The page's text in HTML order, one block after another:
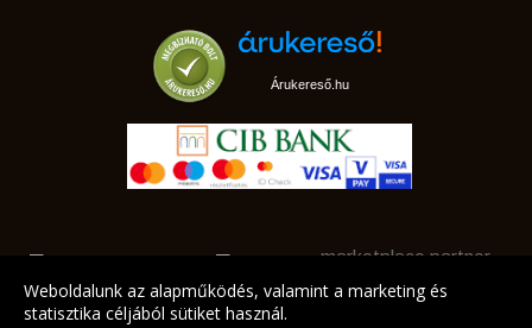
Árukereső.hu
marketplace partner
Weboldalunk az alapműködés, valamint a marketing és
statisztika céljából sütiket használ.